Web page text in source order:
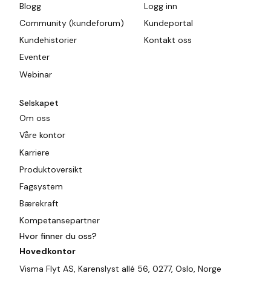
Blogg
Community (kundeforum)
Kundehistorier
Eventer
Webinar
Logg inn
Kundeportal
Kontakt oss
Selskapet
Om oss
Våre kontor
Karriere
Produktoversikt
Fagsystem
Bærekraft
Kompetansepartner
Hvor finner du oss?
Hovedkontor
Visma Flyt AS, Karenslyst allé 56, 0277, Oslo, Norge